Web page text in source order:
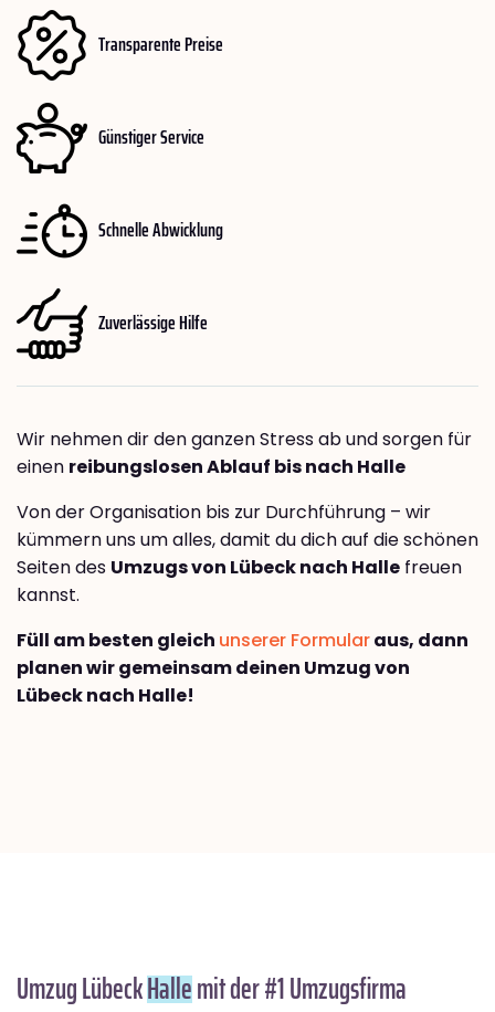
Transparente Preise
Günstiger Service
Schnelle Abwicklung
Zuverlässige Hilfe
Wir nehmen dir den ganzen Stress ab und sorgen für
einen reibungslosen Ablauf bis nach Halle
Von der Organisation bis zur Durchführung – wir
kümmern uns um alles, damit du dich auf die schönen
Seiten des Umzugs von Lübeck nach Halle freuen
kannst.
Füll am besten gleich unserer Formularaus, dann
planen wir gemeinsam deinen Umzug von
Lübeck nach Halle!
Umzug LübeckHallemit der #1 Umzugsfirma